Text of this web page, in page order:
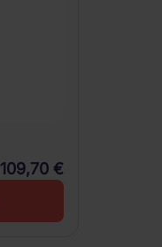
109,70 €